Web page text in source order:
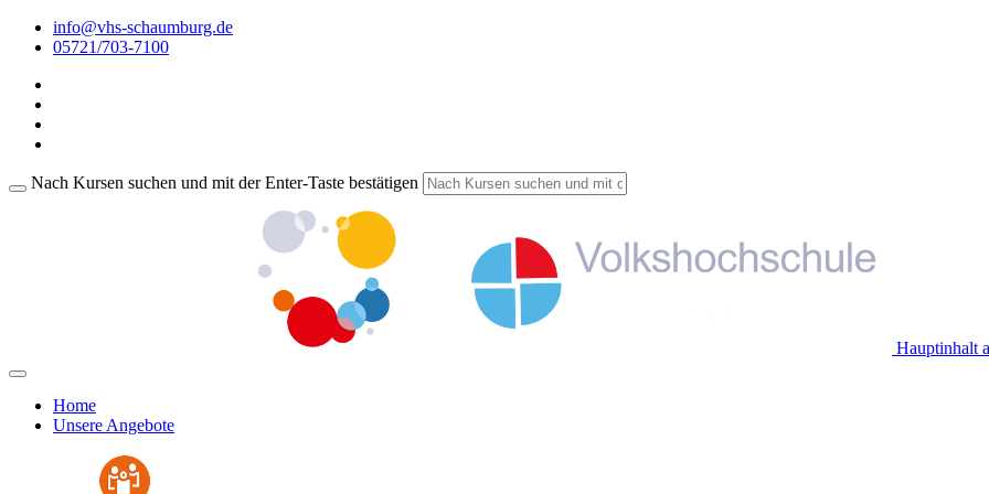
info@vhs-schaumburg.de
05721/703-7100
Nach Kursen suchen und mit der Enter-Taste bestätigen
Hauptinhalt
Home
Unsere Angebote